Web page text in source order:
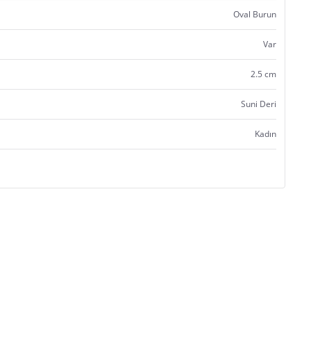
Oval Burun
Var
2.5 cm
Suni Deri
Kadın